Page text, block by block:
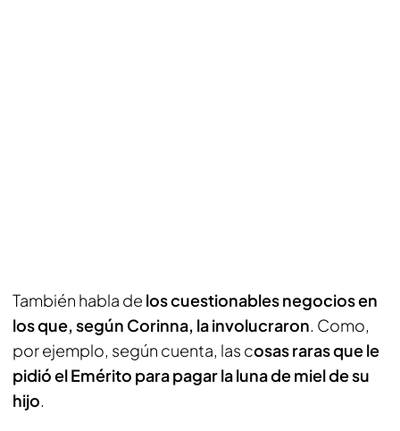
También habla de los cuestionables negocios en
los que, según Corinna, la involucraron. Como,
por ejemplo, según cuenta, las cosas raras que le
pidió el Emérito para pagar la luna de miel de su
hijo.